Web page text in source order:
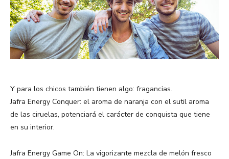
Y para los chicos también tienen algo: fragancias.
Jafra Energy Conquer: el aroma de naranja con el sutil aroma
de las ciruelas, potenciará el carácter de conquista que tiene
en su interior.
Jafra Energy Game On: La vigorizante mezcla de melón fresco